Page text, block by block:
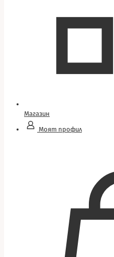
Магазин
Моят профил